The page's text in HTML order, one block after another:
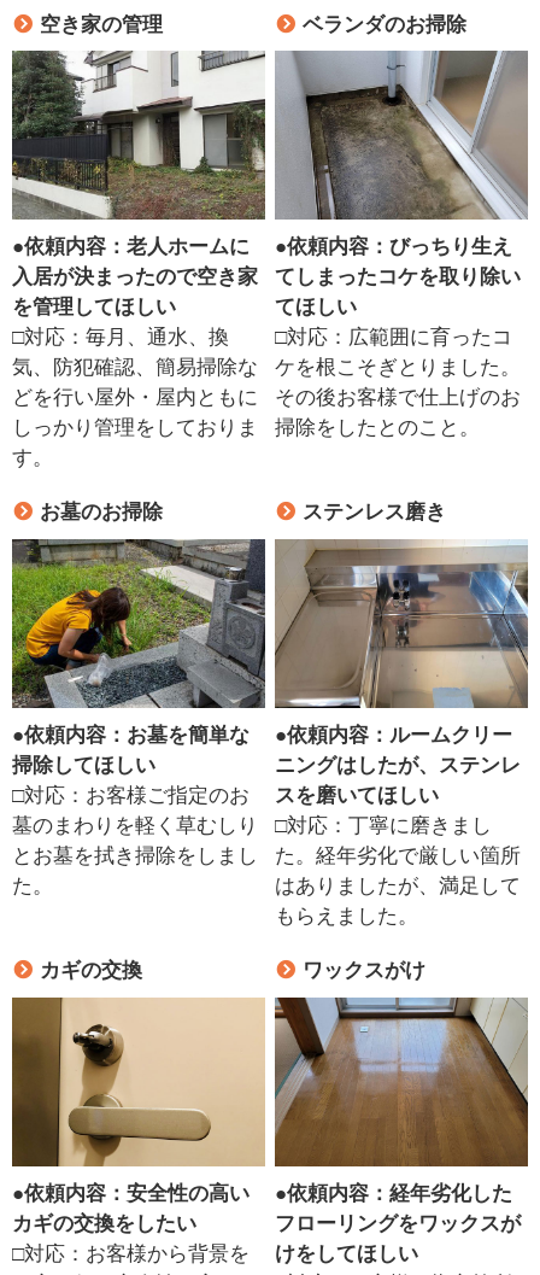
空き家の管理
●依頼内容：老人ホームに
入居が決まったので空き家
を管理してほしい
□対応：毎月、通水、換
気、防犯確認、簡易掃除な
どを行い屋外・屋内ともに
しっかり管理をしておりま
す。
ベランダのお掃除
●依頼内容：びっちり生え
てしまったコケを取り除い
てほしい
□対応：広範囲に育ったコ
ケを根こそぎとりました。
その後お客様で仕上げのお
掃除をしたとのこと。
お墓のお掃除
●依頼内容：お墓を簡単な
掃除してほしい
□対応：お客様ご指定のお
墓のまわりを軽く草むしり
とお墓を拭き掃除をしまし
た。
ステンレス磨き
●依頼内容：ルームクリー
ニングはしたが、ステンレ
スを磨いてほしい
□対応：丁寧に磨きまし
た。経年劣化で厳しい箇所
はありましたが、満足して
もらえました。
カギの交換
●依頼内容：安全性の高い
カギの交換をしたい
□対応：お客様から背景を
ワックスがけ
●依頼内容：経年劣化した
フローリングをワックスが
けをしてほしい